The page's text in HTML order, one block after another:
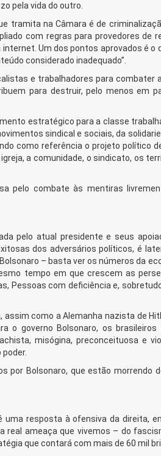
pela vida do outro.
tramita na Câmara é de
com regras para provedores
Um dos pontos aprovados é o
considerado inadequado”.
e trabalhadores para
para destruir, pelo menos em
estratégico para a classe
sindical e sociais, da
como referência o projeto político
a comunidade, o sindicato, os
pelo combate às mentiras
pelo atual presidente e seus
dos adversários políticos, é
– basta ver os números da
tempo em que crescem as
Pessoas com deficiência e,
assim como a Alemanha nazista de
o governo Bolsonaro, os
misógina, preconceituosa e
por Bolsonaro, que estão morrendo
uma resposta à ofensiva da direita,
real ameaça que vivemos – do
que contará com mais de 60 mil